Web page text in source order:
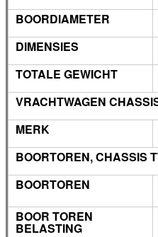
BOORDIAMETER
DIMENSIES
TOTALE GEWICHT
VRACHTWAGEN
MERK
BOORTOREN, CHASSIS
BOORTOREN
BOOR TOREN
BELASTING